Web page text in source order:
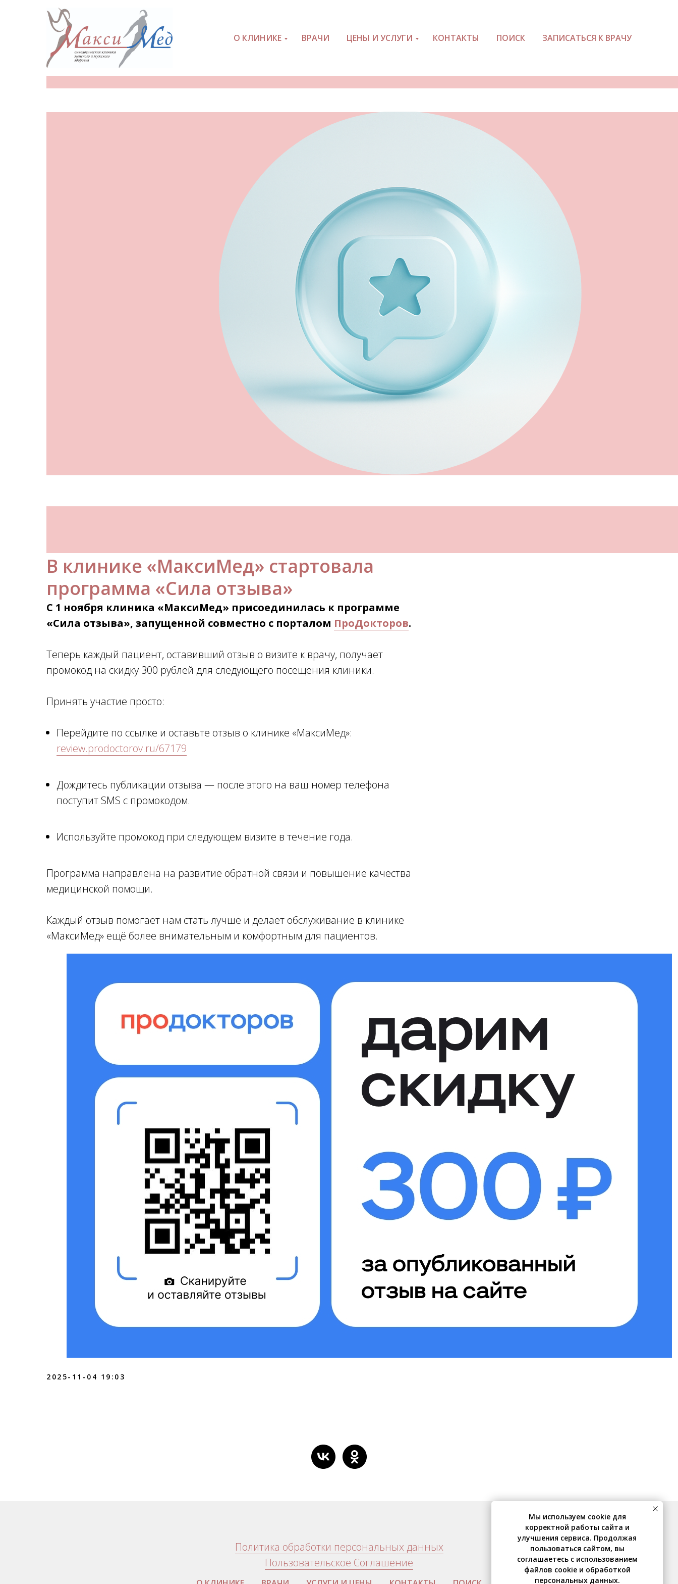
О КЛИНИКЕ ВРАЧИ ЦЕНЫ И УСЛУГИ КОНТАКТЫ ПОИСК ЗАПИСАТЬСЯ К ВРАЧУ
В клинике «МаксиМед» стартовала
программа «Сила отзыва»
С 1 ноября клиника «МаксиМед» присоединилась к программе
«Сила отзыва», запущенной совместно с порталом ПроДокторов.
Теперь каждый пациент, оставивший отзыв о визите к врачу, получает
промокод на скидку 300 рублей для следующего посещения клиники.
Принять участие просто:
Перейдите по ссылке и оставьте отзыв о клинике «МаксиМед»:
review.prodoctorov.ru/67179
Дождитесь публикации отзыва — после этого на ваш номер телефона
поступит SMS с промокодом.
Используйте промокод при следующем визите в течение года.
Программа направлена на развитие обратной связи и повышение качества
медицинской помощи.
Каждый отзыв помогает нам стать лучше и делает обслуживание в клинике
«МаксиМед» ещё более внимательным и комфортным для пациентов.
2025-11-04 19:03
Мы используем cookie для
корректной работы сайта и
улучшения сервиса. Продолжая
пользоваться сайтом, вы
соглашаетесь с использованием
файлов cookie и обработкой
персональных данных.
Политика обработки персональных данных
Пользовательское Соглашение